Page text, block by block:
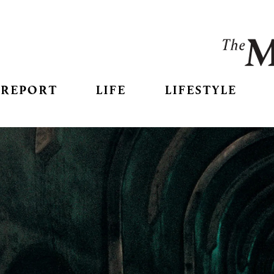
REPORT LIFE LIFESTYLE